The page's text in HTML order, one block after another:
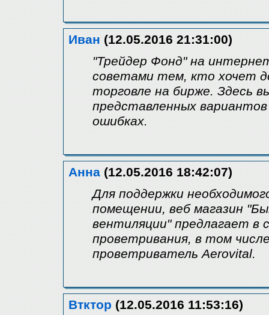
Иван (12.05.2016 21:31:00)
"Трейдер Фонд" на
советами тем, кто хочет
торговле на бирже. Здесь
представленных
ошибках.
Анна (12.05.2016 18:42:07)
Для поддержки
помещении, веб магазин
вентиляции" предлагает в
проветривания, в том
проветриватель Aerovital.
Втктор (12.05.2016 11:53:16)